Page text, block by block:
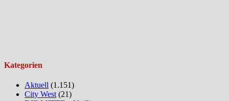
Kategorien
Aktuell (1.151)
City West (21)